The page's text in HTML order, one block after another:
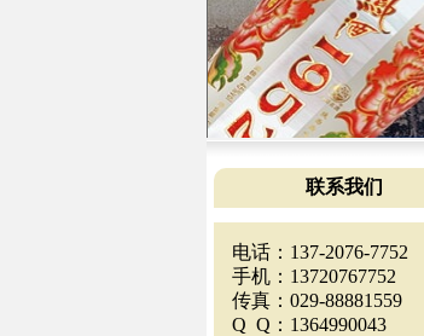
联系我们
电话：137-2076-7752
手机：13720767752
传真：029-88881559
Q Q：1364990043